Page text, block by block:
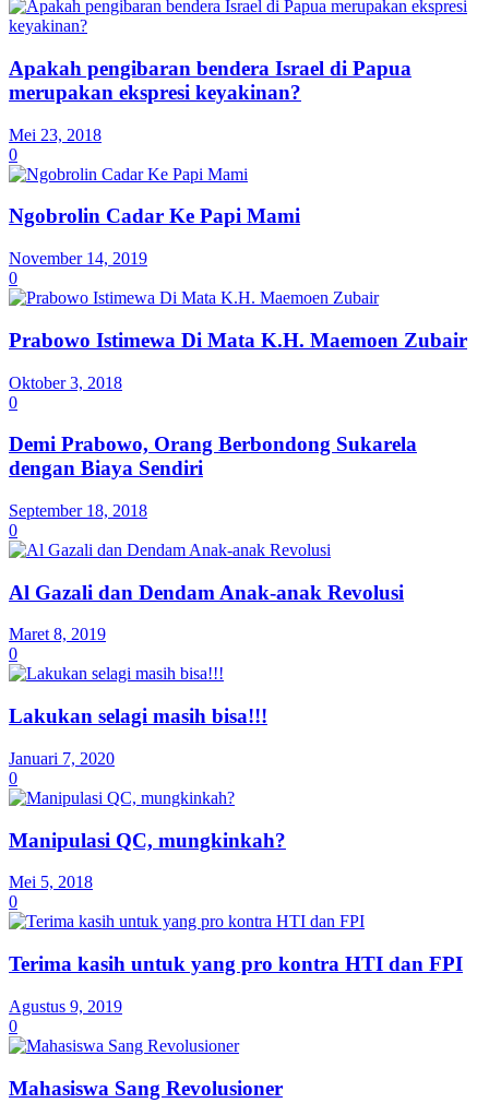
Apakah pengibaran bendera Israel di Papua
merupakan ekspresi keyakinan?
Mei 23, 2018
0
Ngobrolin Cadar Ke Papi Mami
November 14, 2019
0
Prabowo Istimewa Di Mata K.H. Maemoen Zubair
Oktober 3, 2018
0
Demi Prabowo, Orang Berbondong Sukarela
dengan Biaya Sendiri
September 18, 2018
0
Al Gazali dan Dendam Anak-anak Revolusi
Maret 8, 2019
0
Lakukan selagi masih bisa!!!
Januari 7, 2020
0
Manipulasi QC, mungkinkah?
Mei 5, 2018
0
Terima kasih untuk yang pro kontra HTI dan FPI
Agustus 9, 2019
0
Mahasiswa Sang Revolusioner